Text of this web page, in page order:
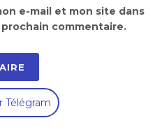
e-mail et mon site dans
commentaire.
Télégram